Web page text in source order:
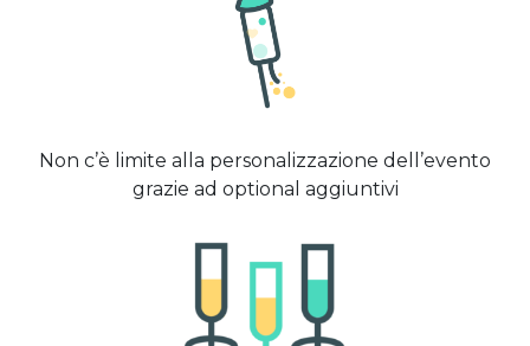
Non c’è limite alla personalizzazione dell’evento
grazie ad optional aggiuntivi